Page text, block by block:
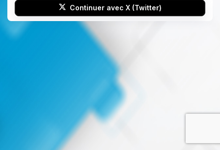
Continuer avec X (Twitter)